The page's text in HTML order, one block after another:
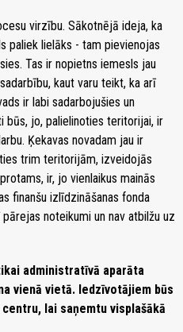
virzību. Sākotnējā ideja, ka
paliek lielāks - tam pievienojas
Tas ir nopietns iemesls jau
kaut varu teikt, ka arī
ir labi sadarbojušies un
būs, jo, palielinoties teritorijai, ir
Ķekavas novadam jau ir
trim teritorijām, izveidojās
ir, jo vienlaikus mainās
finanšu izlīdzināšanas fonda
noteikumi un nav atbilžu uz
administratīvā aparāta
vienā vietā. Iedzīvotājiem būs
lai saņemtu visplašākā